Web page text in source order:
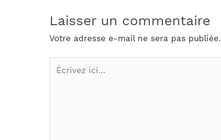
Laisser un commentaire
Votre adresse e-mail ne sera pas publiée.
Écrivez
ici…